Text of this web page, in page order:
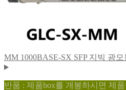
MM 1000BASE-SX SFP 지빅 광모
반품 : 제품box를 개봉하시면 제